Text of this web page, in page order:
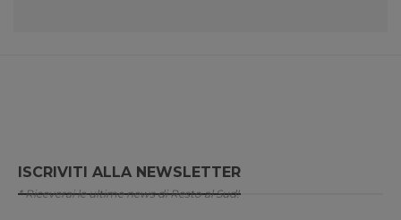
ISCRIVITI ALLA NEWSLETTER
* Riceverai le ultime news di Resto al Sud!